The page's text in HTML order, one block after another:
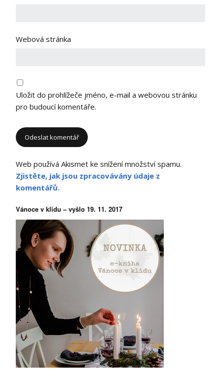
Webová stránka
Uložit do prohlížeče jméno, e-mail a webovou stránku
pro budoucí komentáře.
Web používá Akismet ke snížení množství spamu.
Zjistěte, jak jsou zpracovávány údaje z
komentářů.
Vánoce v klidu – vyšlo 19. 11. 2017